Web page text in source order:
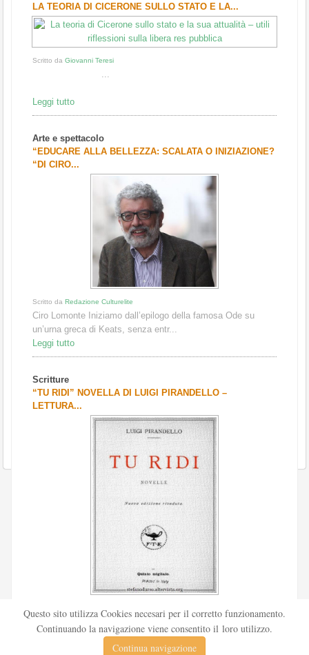
LA TEORIA DI CICERONE SULLO STATO E LA...
Scritto da Giovanni Teresi
Leggi tutto
Arte e spettacolo
“EDUCARE ALLA BELLEZZA: SCALATA O INIZIAZIONE?
“DI CIRO...
Scritto da Redazione Culturelite
Ciro Lomonte Iniziamo dall’epilogo della famosa Ode su
un’urna greca di Keats, senza entr...
Leggi tutto
Scritture
“TU RIDI” NOVELLA DI LUIGI PIRANDELLO –
LETTURA...
Pubblicata nel 1912 sul «Corriere della sera», la novella Tu
ridi fu successivamente inserita nella ...
Questo sito utilizza Cookies necesari per il corretto funzionamento.
Continuando la navigazione viene consentito il loro utilizzo.
Continua navigazione